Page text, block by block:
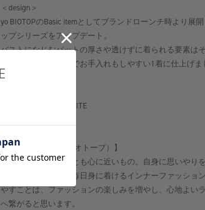
＜design＞
yo BIOTOPのBasic itemとしてブランドローンチ時より展
ップシリーズをアップデート。
バストになじむパットの厚さや透けずに着られる要素は
プ一体型にすることでお手入れもしやすい1着に仕上げま
＃01 BLACK, ＃10 WHITE
【ё BIOTOP（ヨー ビオトープ）】
肌に近いものはもっとも心に近いもの。自身に思いやりを
お洋服と同じように毎日身に着けるインナーファッショ
やすことは、ファッションの楽しみを増やし、心地よい
へ繋がると思います。